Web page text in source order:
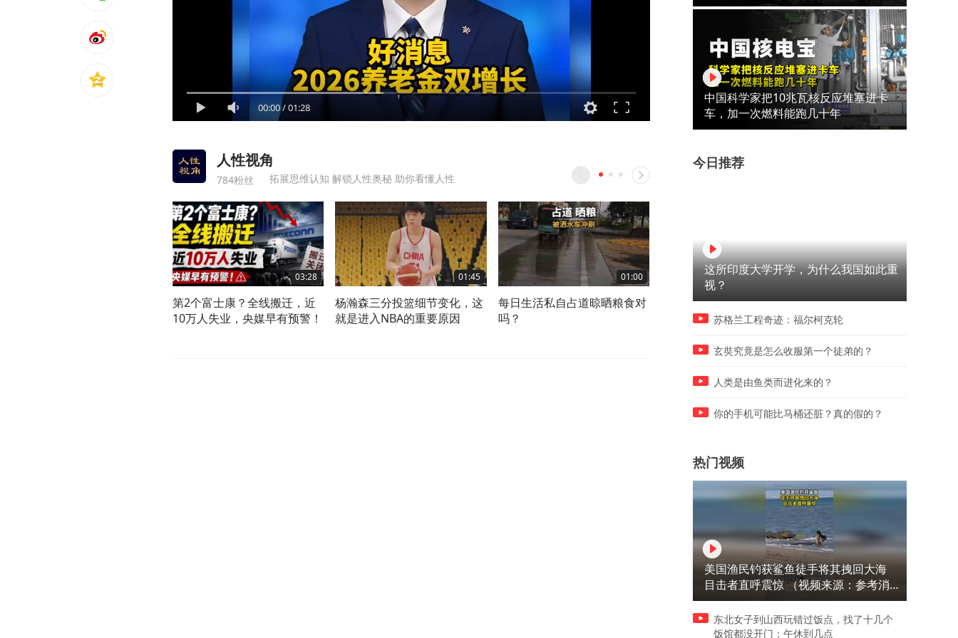
00:00/01:28
人性视角
784粉丝 拓展思维认知 解锁人性奥秘 助你看懂人性
03:28
第2个富士康？全线搬迁，近
10万人失业，央媒早有预警！
01:45
杨瀚森三分投篮细节变化，这
就是进入NBA的重要原因
01:00
每日生活私自占道晾晒粮食对
吗？
05:43
伊朗一炮打掉美国3000万，
24小时过去，美国依旧沉默
极限水上运动挑战，刺激冒
险！
中国科学家把10兆瓦核反应堆塞进卡
车，加一次燃料能跑几十年
今日推荐
这所印度大学开学，为什么我国如此重
视？
苏格兰工程奇迹：福尔柯克轮
玄奘究竟是怎么收服第一个徒弟的？
人类是由鱼类而进化来的？
你的手机可能比马桶还脏？真的假的？
热门视频
美国渔民钓获鲨鱼徒手将其拽回大海
目击者直呼震惊 （视频来源：参考消
息）
东北女子到山西玩错过饭点，找了十几个
饭馆都没开门：午休到几点